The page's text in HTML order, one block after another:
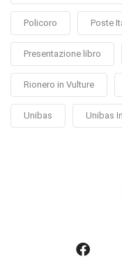
Policoro Poste
Presentazione libro
Rionero in Vulture
Unibas Unibas